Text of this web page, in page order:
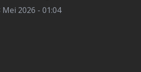
Mei 2026 - 01:04